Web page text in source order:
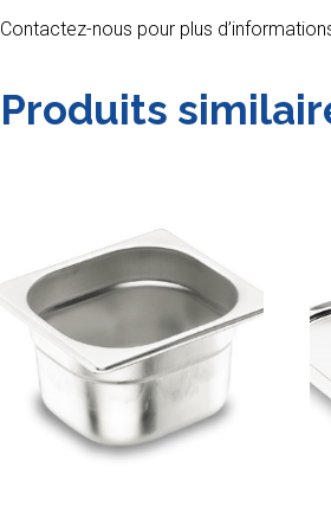
Contactez-nous pour plus
Produits